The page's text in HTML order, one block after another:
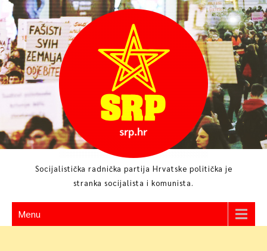
Skip
to
content
Socijalistička radnička partija Hrvatske politička je
stranka socijalista i komunista.
Menu